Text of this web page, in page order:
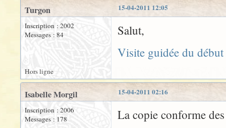
15-04-2011 12:05
Turgon
Inscription : 2002
Messages : 84
Salut,
Visite guidée du
Hors ligne
15-04-2011 02:16
Isabelle Morgil
Inscription : 2006
Messages : 178
La copie conforme